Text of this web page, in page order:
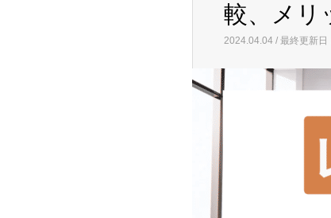
較、メリ
2024.04.04 / 最終更新